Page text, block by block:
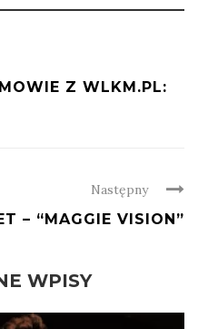
Z WLKM.PL:
Następny
– “MAGGIE VISION”
WPISY